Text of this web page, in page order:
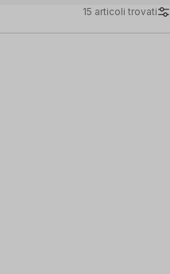
15 articoli trovati